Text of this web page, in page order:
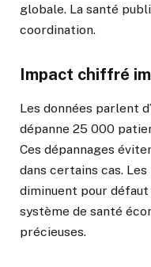
globale. La santé
coordination.
Impact chiffré
Les données parlent
dépanne 25 000
Ces dépannages
dans certains cas.
diminuent pour défaut
système de santé
précieuses.